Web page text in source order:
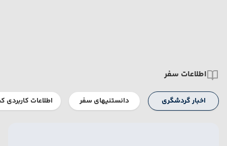
اطلاعات سفر
اخبار گردشگری دانستنیهای سفر اطلاعات کاربردی